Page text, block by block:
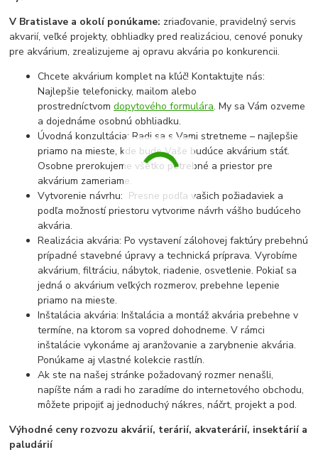
V Bratislave a okolí ponúkame: zriaďovanie, pravidelný servis
akvarií, veľké projekty, obhliadky pred realizáciou, cenové ponuky
pre akvárium, zrealizujeme aj opravu akvária po konkurencii.
Chcete akvárium komplet na kľúč! Kontaktujte nás:
Najlepšie telefonicky, mailom alebo
prostredníctvomdopytového formulára. My sa Vám ozveme
a dojednáme osobnú obhliadku.
Úvodná konzultácia: Radi sa s Vami stretneme – najlepšie
priamo na mieste, kde bude Vaše budúce akvárium stáť.
Osobne prerokujeme všetko potrebné a priestor pre
akvárium zameriame.
Vytvorenie návrhu: Presne podľa vašich požiadaviek a
podľa možností priestoru vytvoríme návrh vášho budúceho
akvária.
Realizácia akvária: Po vystavení zálohovej faktúry prebehnú
prípadné stavebné úpravy a technická príprava. Vyrobíme
akvárium, filtráciu, nábytok, riadenie, osvetlenie. Pokiaľ sa
jedná o akvárium veľkých rozmerov, prebehne lepenie
priamo na mieste.
Inštalácia akvária: Inštalácia a montáž akvária prebehne v
termíne, na ktorom sa vopred dohodneme. V rámci
inštalácie vykonáme aj aranžovanie a zarybnenie akvária.
Ponúkame aj vlastné kolekcie rastlín.
Ak ste na našej stránke požadovaný rozmer nenašli,
napíšte nám a radi ho zaradíme do internetového obchodu,
môžete pripojiť aj jednoduchý nákres, náčrt, projekt a pod.
Výhodné ceny rozvozu akvárií, terárií, akvaterárií, insektárií a
paludárií